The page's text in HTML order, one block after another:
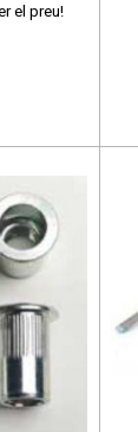
el preu!